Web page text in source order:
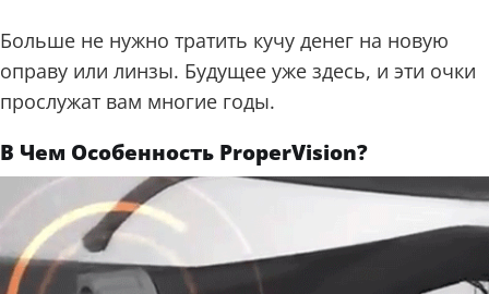
Больше не нужно тратить кучу денег на новую
оправу или линзы. Будущее уже здесь, и эти очки
прослужат вам многие годы.
В Чем Особенность ProperVision?